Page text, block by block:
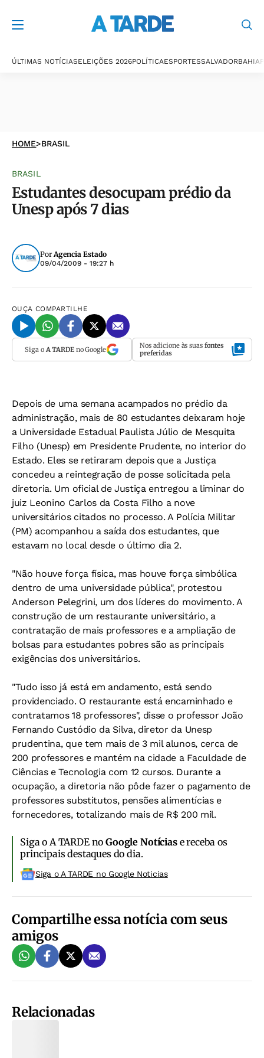
ÚLTIMAS NOTÍCIASELEIÇÕES 2026POLÍTICAESPORTESSALVADORBAHIA
HOME>BRASIL
BRASIL
Estudantes desocupam prédio da
Unesp após 7 dias
PorAgencia Estado
09/04/2009 - 19:27 h
OUÇA COMPARTILHE
Siga o A TARDEno Google Nos adicione às suas fontes
preferidas
Depois de uma semana acampados no prédio da
administração, mais de 80 estudantes deixaram hoje
a Universidade Estadual Paulista Júlio de Mesquita
Filho (Unesp) em Presidente Prudente, no interior do
Estado. Eles se retiraram depois que a Justiça
concedeu a reintegração de posse solicitada pela
diretoria. Um oficial de Justiça entregou a liminar do
juiz Leonino Carlos da Costa Filho a nove
universitários citados no processo. A Polícia Militar
(PM) acompanhou a saída dos estudantes, que
estavam no local desde o último dia 2.
"Não houve força física, mas houve força simbólica
dentro de uma universidade pública", protestou
Anderson Pelegrini, um dos líderes do movimento. A
construção de um restaurante universitário, a
contratação de mais professores e a ampliação de
bolsas para estudantes pobres são as principais
exigências dos universitários.
"Tudo isso já está em andamento, está sendo
providenciado. O restaurante está encaminhado e
contratamos 18 professores", disse o professor João
Fernando Custódio da Silva, diretor da Unesp
prudentina, que tem mais de 3 mil alunos, cerca de
200 professores e mantém na cidade a Faculdade de
Ciências e Tecnologia com 12 cursos. Durante a
ocupação, a diretoria não pôde fazer o pagamento de
professores substitutos, pensões alimentícias e
fornecedores, totalizando mais de R$ 200 mil.
Siga o A TARDE noGoogle Notíciase receba os
principais destaques do dia.
Siga o A TARDE no Google Noticias
Compartilhe essa notícia com seus
amigos
Relacionadas